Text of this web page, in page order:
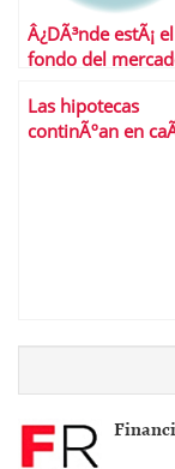
Â¿DÃ³nde estÃ¡ el
fondo del
inmobiliario?
Las hipotecas
continÃºan en